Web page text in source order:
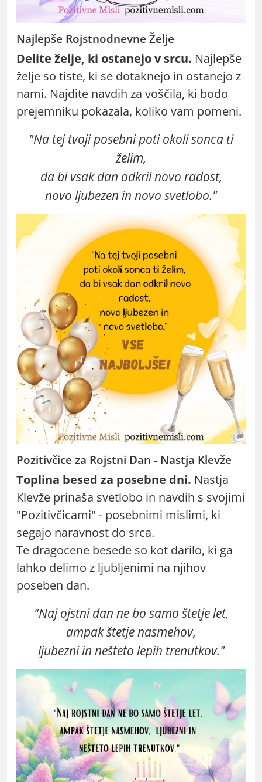
Najlepše Rojstnodnevne Želje
Delite želje, ki ostanejo v srcu. Najlepše
želje so tiste, ki se dotaknejo in ostanejo z
nami. Najdite navdih za voščila, ki bodo
prejemniku pokazala, koliko vam pomeni.
"Na tej tvoji posebni poti okoli sonca ti
želim,
da bi vsak dan odkril novo radost,
novo ljubezen in novo svetlobo."
Pozitivčice za Rojstni Dan - Nastja Klevže
Toplina besed za posebne dni. Nastja
Klevže prinaša svetlobo in navdih s svojimi
"Pozitivčicami" - posebnimi mislimi, ki
segajo naravnost do srca.
Te dragocene besede so kot darilo, ki ga
lahko delimo z ljubljenimi na njihov
poseben dan.
"Naj ojstni dan ne bo samo štetje let,
ampak štetje nasmehov,
ljubezni in nešteto lepih trenutkov."